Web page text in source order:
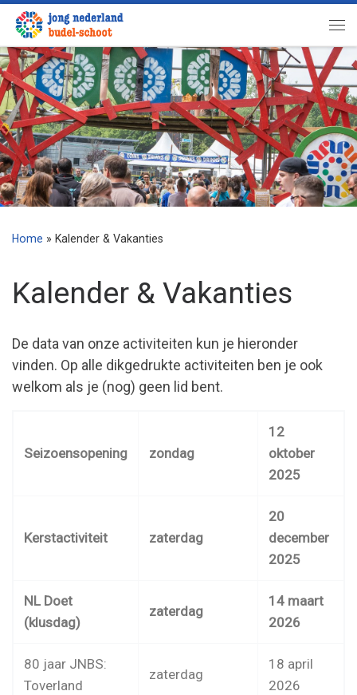
Ga naar inhoud
Home » Kalender & Vakanties
Kalender & Vakanties
De data van onze activiteiten kun je hieronder
vinden. Op alle dikgedrukte activiteiten ben je ook
welkom als je (nog) geen lid bent.
Seizoensopening zondag
12
oktober
2025
Kerstactiviteit zaterdag
20
december
2025
NL Doet
(klusdag)
zaterdag
14 maart
2026
80 jaar JNBS:
Toverland
zaterdag
18 april
2026